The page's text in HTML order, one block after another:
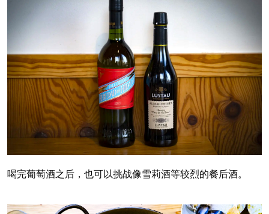
喝完葡萄酒之后，也可以挑战像雪莉酒等较烈的餐后酒。